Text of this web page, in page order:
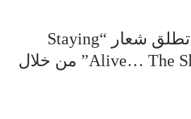
“الموركس دور” تطلق شعار “Staying
Alive… The Show Must Go On” من خلال